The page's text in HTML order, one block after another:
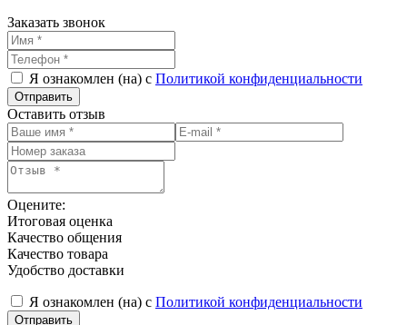
Заказать звонок
Я ознакомлен (на) с Политикой конфиденциальности
Оставить отзыв
Оцените:
Итоговая оценка
Качество общения
Качество товара
Удобство доставки
Я ознакомлен (на) с Политикой конфиденциальности